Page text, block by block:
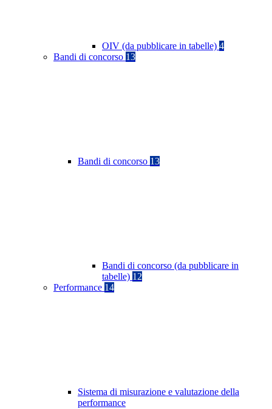
OIV (da pubblicare in tabelle) 4
Bandi di concorso 13
Bandi di concorso 13
Bandi di concorso (da pubblicare in
tabelle) 12
Performance 14
Sistema di misurazione e valutazione della
performance